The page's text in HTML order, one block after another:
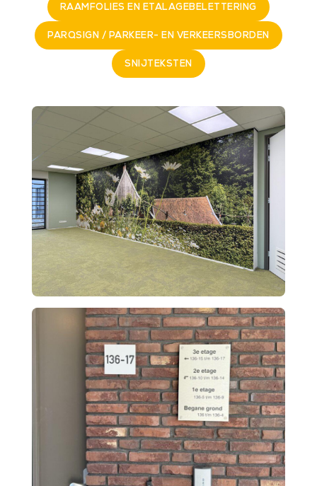
RAAMFOLIES EN ETALAGEBELETTERING
PARQSIGN / PARKEER- EN VERKEERSBORDEN
SNIJTEKSTEN